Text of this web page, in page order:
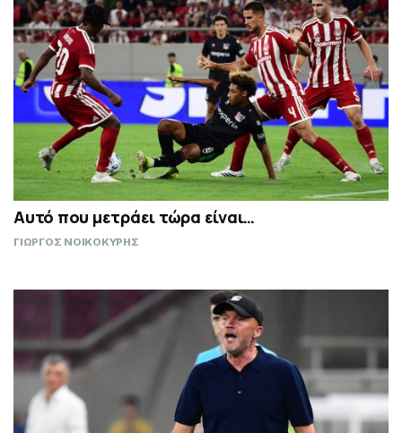
Αυτό που μετράει τώρα είναι…
ΓΙΩΡΓΟΣ ΝΟΙΚΟΚΥΡΗΣ